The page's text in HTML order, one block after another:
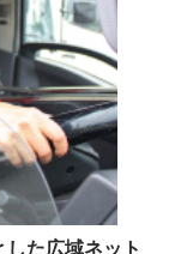
た広域ネット